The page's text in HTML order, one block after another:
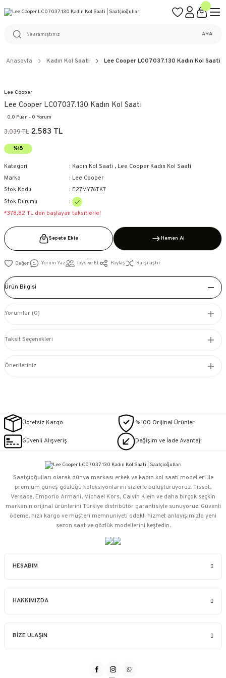
%100 ORİJİNAL ÜRÜN GARANTİSİ
ARA
Anasayfa Kadın Kol Saati Lee Cooper LC07037.130 Kadın Kol Saati
Lee Cooper
Lee Cooper LC07037.130 Kadın Kol Saati
0.0 Puan - 0 Yorum
3.039 TL 2.583 TL
%15
Kategori Kadın Kol Saati , Lee Cooper Kadın Kol Saati
Marka
Lee Cooper
Stok Kodu
E27MY76TK7
Stok Durumu
*378,82 TL den başlayan taksitlerle!
Sepete Ekle Hemen Al
Yorum Yaz Tavsiye Et Paylaş Karşılaştır
Ürün Bilgisi
Yorumlar (0)
Taksit Seçenekleri
Önerileriniz
Ücretsiz Kargo %100 Orijinal Ürünler
Güvenli Alışveriş Değişim ve İade Avantajı
HESABIM
HAKKIMIZDA
BİZE ULAŞIN
Saatçioğulları⁠ olarak dünya markası erkek ve kadın kol saati modelleri ile
premium güneş gözlüğü koleksiyonlarını sizlerle buluşturuyoruz. Tissot,
Versace, Emporio Armani, Michael Kors, Calvin Klein ve daha birçok seçkin
markanın orijinal ürünlerini Türkiye distribütör garantisiyle sunuyoruz. Güvenli
ödeme, hızlı kargo ve müşteri memnuniyeti odaklı hizmet anlayışımızla yeni
sezon saat ve gözlük modellerini keşfedin.